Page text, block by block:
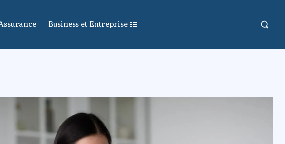
Business et Entreprise